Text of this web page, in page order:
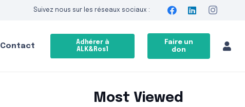
Suivez nous sur les réseaux sociaux :
Contact
Adhérer à
ALK&Ros1
Faire un
don
Most Viewed